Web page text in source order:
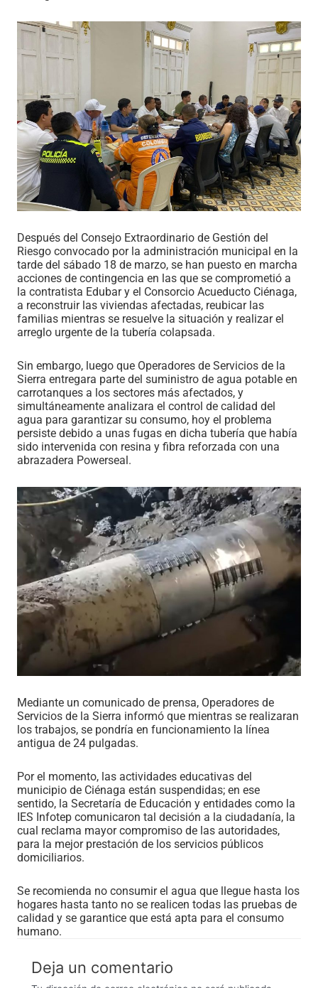
Después del Consejo Extraordinario de Gestión del
Riesgo convocado por la administración municipal en la
tarde del sábado 18 de marzo, se han puesto en marcha
acciones de contingencia en las que se comprometió a
la contratista Edubar y el Consorcio Acueducto Ciénaga,
a reconstruir las viviendas afectadas, reubicar las
familias mientras se resuelve la situación y realizar el
arreglo urgente de la tubería colapsada.
Sin embargo, luego que Operadores de Servicios de la
Sierra entregara parte del suministro de agua potable en
carrotanques a los sectores más afectados, y
simultáneamente analizara el control de calidad del
agua para garantizar su consumo, hoy el problema
persiste debido a unas fugas en dicha tubería que había
sido intervenida con resina y fibra reforzada con una
abrazadera Powerseal.
Mediante un comunicado de prensa, Operadores de
Servicios de la Sierra informó que mientras se realizaran
los trabajos, se pondría en funcionamiento la línea
antigua de 24 pulgadas.
Por el momento, las actividades educativas del
municipio de Ciénaga están suspendidas; en ese
sentido, la Secretaría de Educación y entidades como la
IES Infotep comunicaron tal decisión a la ciudadanía, la
cual reclama mayor compromiso de las autoridades,
para la mejor prestación de los servicios públicos
domiciliarios.
Se recomienda no consumir el agua que llegue hasta los
hogares hasta tanto no se realicen todas las pruebas de
calidad y se garantice que está apta para el consumo
humano.
Deja un comentario